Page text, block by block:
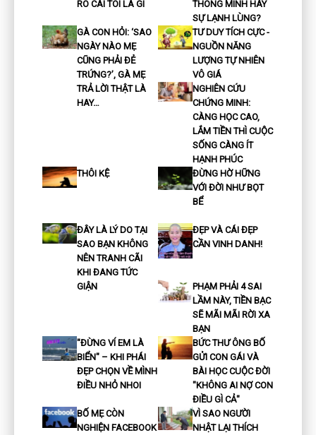
RÕ CÁI TÔI LÀ GÌ
THÔNG MINH HAY
SỰ LẠNH LÙNG?
GÀ CON HỎI: ‘SAO
NGÀY NÀO MẸ
CŨNG PHẢI ĐẺ
TRỨNG?’, GÀ MẸ
TRẢ LỜI THẬT LÀ
HAY…
TƯ DUY TÍCH CỰC -
NGUỒN NĂNG
LƯỢNG TỰ NHIÊN
VÔ GIÁ
NGHIÊN CỨU
CHỨNG MINH:
CÀNG HỌC CAO,
LẮM TIỀN THÌ CUỘC
SỐNG CÀNG ÍT
HẠNH PHÚC
THÔI KỆ
ĐỪNG HỜ HỮNG
VỚI ĐỜI NHƯ BỌT
BỂ
ĐÂY LÀ LÝ DO TẠI
SAO BẠN KHÔNG
NÊN TRANH CÃI
KHI ĐANG TỨC
GIẬN
ĐẸP VÀ CÁI ĐẸP
CẦN VINH DANH!
PHẠM PHẢI 4 SAI
LẦM NÀY, TIỀN BẠC
SẼ MÃI MÃI RỜI XA
BẠN
"ĐỪNG VÍ EM LÀ
BIỂN" – KHI PHÁI
ĐẸP CHỌN VỀ MÌNH
ĐIỀU NHỎ NHOI
BỨC THƯ ÔNG BỐ
GỬI CON GÁI VÀ
BÀI HỌC CUỘC ĐỜI
"KHÔNG AI NỢ CON
ĐIỀU GÌ CẢ"
BỐ MẸ CÒN
NGHIỆN FACEBOOK
VÌ SAO NGƯỜI
NHẬT LẠI THÍCH